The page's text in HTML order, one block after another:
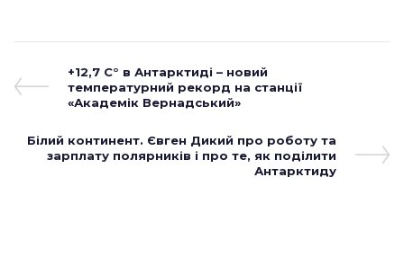
Навігація
записів
Previous
Post
+12,7 С° в Антарктиді – новий
температурний рекорд на станції
«Академік Вернадський»
Next
Post
Білий континент. Євген Дикий про роботу та
зарплату полярників і про те, як поділити
Антарктиду